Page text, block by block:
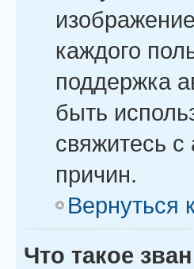
каждого
поддержка
быть
свяжитесь
причин.
Вернуться
Что такое